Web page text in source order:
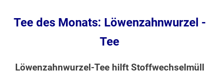
Tee des Monats: Löwenzahnwurzel -
Tee
Löwenzahnwurzel-Tee hilft Stoffwechselmüll